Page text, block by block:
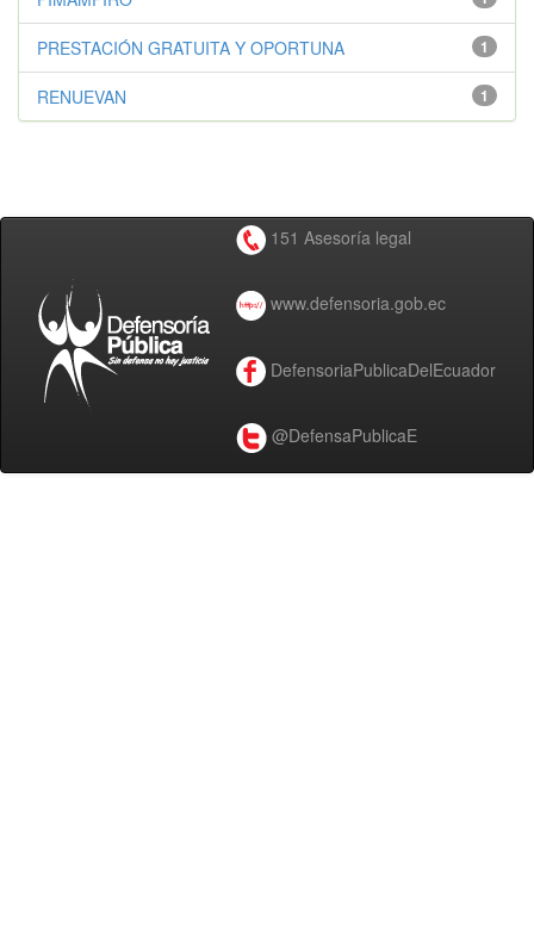
1
PRESTACIÓN GRATUITA Y OPORTUNA
1
RENUEVAN
151 Asesoría legal
www.defensoria.gob.ec
DefensoriaPublicaDelEcuador
@DefensaPublicaE